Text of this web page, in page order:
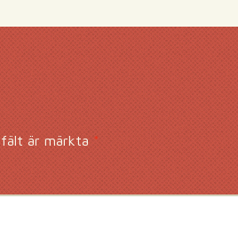
fält är märkta*